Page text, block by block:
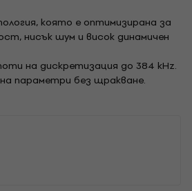
която е оптимизирана за
нисък шум и висок динамичен
на дискретизация до 384 kHz.
параметри без щракване.